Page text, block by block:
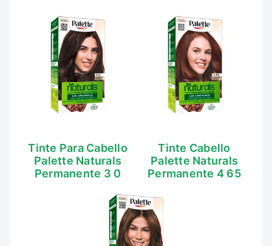
Tinte Para Cabello
Palette Naturals
Permanente 3 0
Tinte Cabello
Palette Naturals
Permanente 4 65